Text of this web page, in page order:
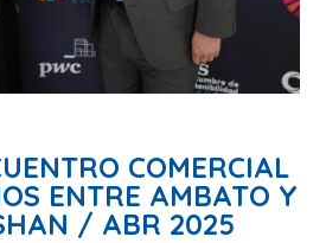
COMERCIAL
ENTRE AMBATO Y
/ ABR 2025